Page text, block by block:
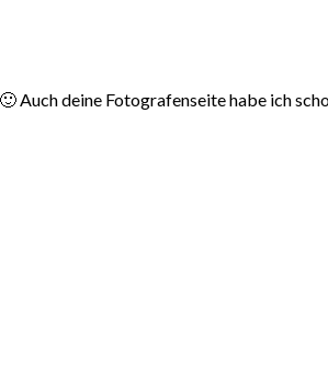
Auch deine Fotografenseite habe ich